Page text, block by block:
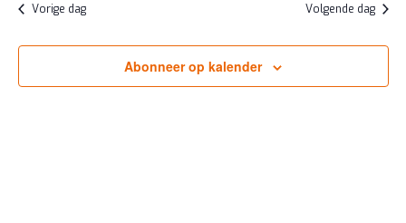
Vorige dag Volgende dag
Abonneer op kalender